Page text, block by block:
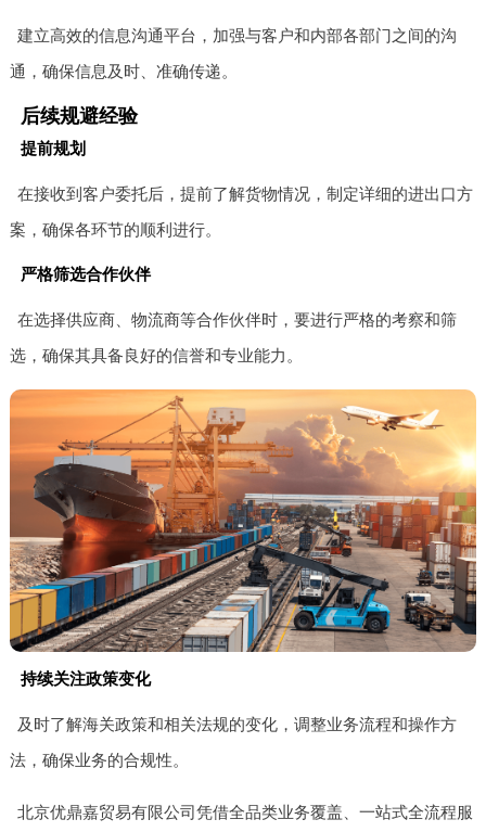
建立高效的信息沟通平台，加强与客户和内部各部门之间的沟
通，确保信息及时、准确传递。
后续规避经验
提前规划
在接收到客户委托后，提前了解货物情况，制定详细的进出口方
案，确保各环节的顺利进行。
严格筛选合作伙伴
在选择供应商、物流商等合作伙伴时，要进行严格的考察和筛
选，确保其具备良好的信誉和专业能力。
持续关注政策变化
及时了解海关政策和相关法规的变化，调整业务流程和操作方
法，确保业务的合规性。
北京优鼎嘉贸易有限公司凭借全品类业务覆盖、一站式全流程服